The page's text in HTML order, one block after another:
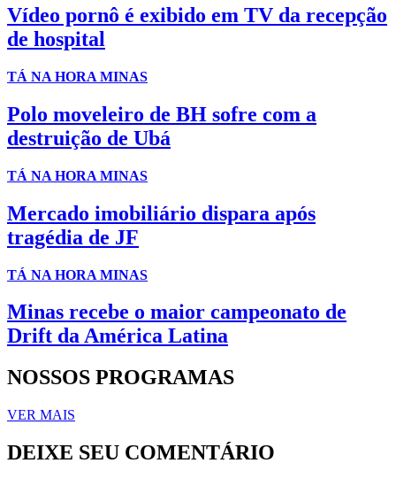
Vídeo pornô é exibido em TV da recepção
de hospital
TÁ NA HORA MINAS
Polo moveleiro de BH sofre com a
destruição de Ubá
TÁ NA HORA MINAS
Mercado imobiliário dispara após
tragédia de JF
TÁ NA HORA MINAS
Minas recebe o maior campeonato de
Drift da América Latina
NOSSOS PROGRAMAS
VER MAIS
DEIXE SEU COMENTÁRIO